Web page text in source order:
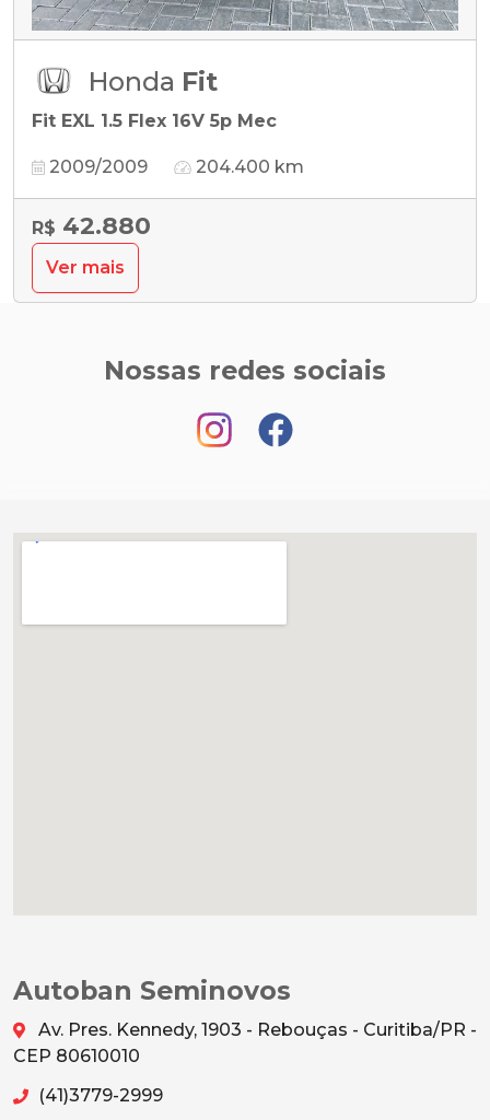
Honda Fit
Fit EXL 1.5 Flex 16V 5p Mec
2009/2009 204.400 km
R$ 42.880
Ver mais
Nossas redes sociais
Autoban Seminovos
Av. Pres. Kennedy, 1903 - Rebouças - Curitiba/PR -
CEP 80610010
(41)3779-2999